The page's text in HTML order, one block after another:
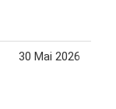
30 Mai 2026